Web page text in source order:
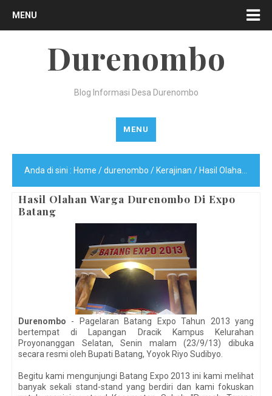
MENU
Durenombo
Blog Informasi Desa Durenombo
MENU
Anda di sini : Home /durenombo / Kerajinan / Hasil Olahan Warga Durenombo Di Expo Batang
Hasil Olahan Warga Durenombo Di Expo
Batang
Durenombo - Pagelaran Batang Expo Tahun 2013 yang
bertempat di Lapangan Dracik Kampus Kelurahan
Proyonanggan Selatan, Senin malam (23/9/13) dibuka
secara resmi oleh Bupati Batang, Yoyok Riyo Sudibyo.
Begitu kami mengunjungi Batang Expo 2013 ini kami melihat
banyak sekali stand-stand yang berdiri dan kami fokuskan